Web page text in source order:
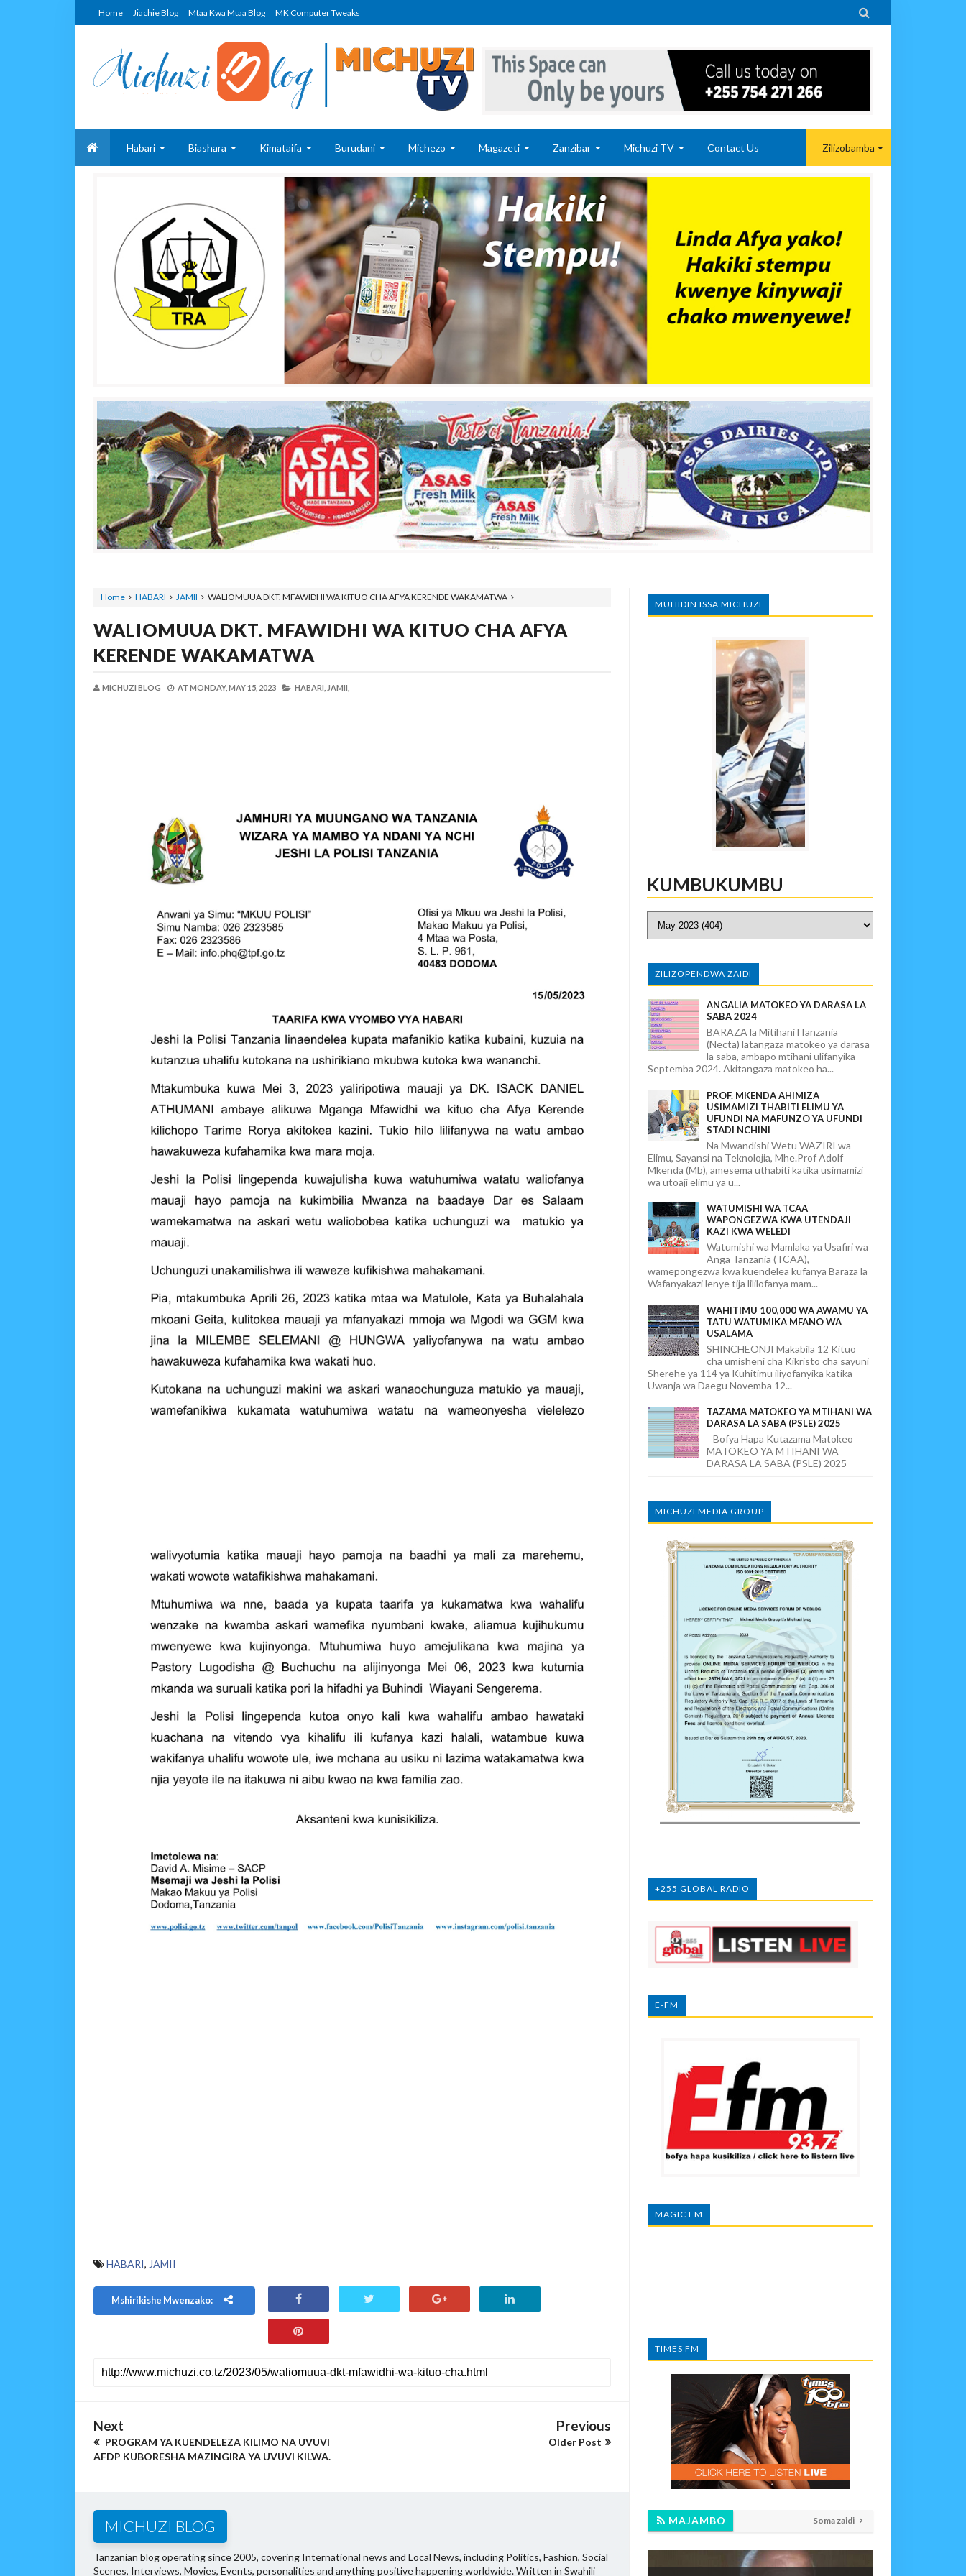
Home Jiachie Blog Mtaa Kwa Mtaa Blog MK Computer Tweaks 
Habari Biashara Kimataifa Burudani Michezo Magazeti Zanzibar Michuzi TV Contact Us Zilizobamba
Home HABARI JAMII WALIOMUUA DKT. MFAWIDHI WA KITUO CHA AFYA KERENDE WAKAMATWA
WALIOMUUA DKT. MFAWIDHI WA KITUO CHA AFYA
KERENDE WAKAMATWA
MICHUZI BLOG AT MONDAY, MAY 15, 2023 HABARI, JAMII,
HABARI, JAMII
Mshirikishe Mwenzako:
Next
PROGRAM YA KUENDELEZA KILIMO NA UVUVI
AFDP KUBORESHA MAZINGIRA YA UVUVI KILWA.
Previous
Older Post
MICHUZI BLOG
Tanzanian blog operating since 2005, covering International news and Local News, including Politics, Fashion, Social
Scenes, Interviews, Movies, Events, personalities and anything positive happening worldwide. Written in Swahili
MUHIDIN ISSA MICHUZI
KUMBUKUMBU
ZILIZOPENDWA ZAIDI
ANGALIA MATOKEO YA DARASA LA
SABA 2024
BARAZA la Mitihani lTanzania
(Necta) latangaza matokeo ya darasa
la saba, ambapo mtihani ulifanyika
Septemba 2024. Akitangaza matokeo ha...
PROF. MKENDA AHIMIZA
USIMAMIZI THABITI ELIMU YA
UFUNDI NA MAFUNZO YA UFUNDI
STADI NCHINI
Na Mwandishi Wetu WAZIRI wa
Elimu, Sayansi na Teknolojia, Mhe.Prof Adolf
Mkenda (Mb), amesema uthabiti katika usimamizi
wa utoaji elimu ya u...
WATUMISHI WA TCAA
WAPONGEZWA KWA UTENDAJI
KAZI KWA WELEDI
Watumishi wa Mamlaka ya Usafiri wa
Anga Tanzania (TCAA),
wamepongezwa kwa kuendelea kufanya Baraza la
Wafanyakazi lenye tija lililofanya mam...
WAHITIMU 100,000 WA AWAMU YA
TATU WATUMIKA MFANO WA
USALAMA
SHINCHEONJI Makabila 12 Kituo
cha umisheni cha Kikristo cha sayuni
Sherehe ya 114 ya Kuhitimu iliyofanyika katika
Uwanja wa Daegu Novemba 12...
TAZAMA MATOKEO YA MTIHANI WA
DARASA LA SABA (PSLE) 2025
Bofya Hapa Kutazama Matokeo
MATOKEO YA MTIHANI WA
DARASA LA SABA (PSLE) 2025
MICHUZI MEDIA GROUP
+255 GLOBAL RADIO
E-FM
MAGIC FM
TIMES FM
MAJAMBO Soma zaidi